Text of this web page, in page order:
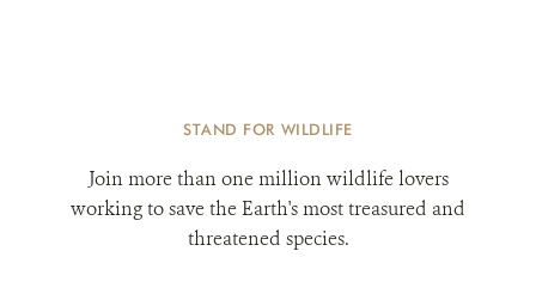
STAND FOR WILDLIFE
Join more than one million wildlife lovers
working to save the Earth's most treasured and
threatened species.